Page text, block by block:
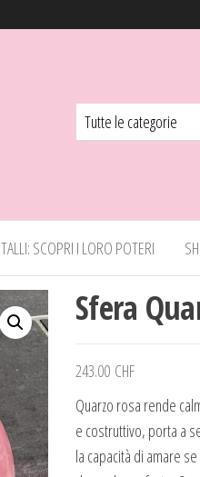
SCOPRI I LORO POTERI
Sfera
243.00 CHF
Quarzo rosa rende
e costruttivo, porta a
la capacità di amare